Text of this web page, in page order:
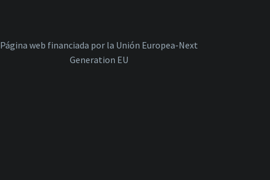
Página web financiada por la Unión Europea-Next
Generation EU